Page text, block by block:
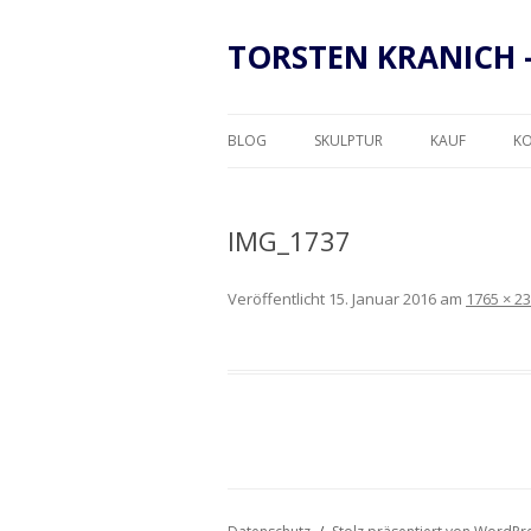
TORSTEN KRANICH
BLOG SKULPTUR KAUF
IMG_1737
Veröffentlicht 15. Januar 2016 am 1765 ×